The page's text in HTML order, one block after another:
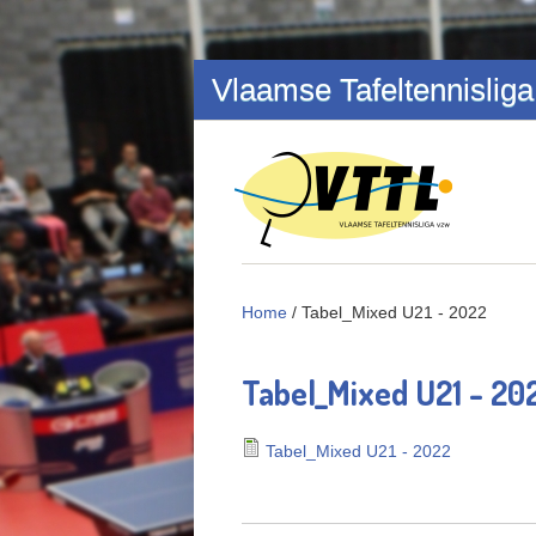
Overslaan en naar de inhoud gaan
Vlaamse Tafeltennisliga
Home / Tabel_Mixed U21 - 2022
Tabel_Mixed U21 -
Tabel_Mixed U21 - 2022